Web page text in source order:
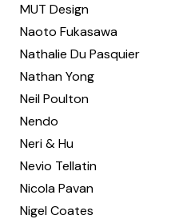
MUT Design
Naoto Fukasawa
Nathalie Du Pasquier
Nathan Yong
Neil Poulton
Nendo
Neri & Hu
Nevio Tellatin
Nicola Pavan
Nigel Coates